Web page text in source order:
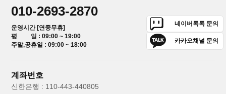
010-2693-2870
운영시간 [연중무휴]
평 일 : 09:00 ~ 19:00
주말,공휴일 : 09:00 ~ 18:00
네이버톡톡 문의
카카오채널 문의
계좌번호
신한은행 : 110-443-440805